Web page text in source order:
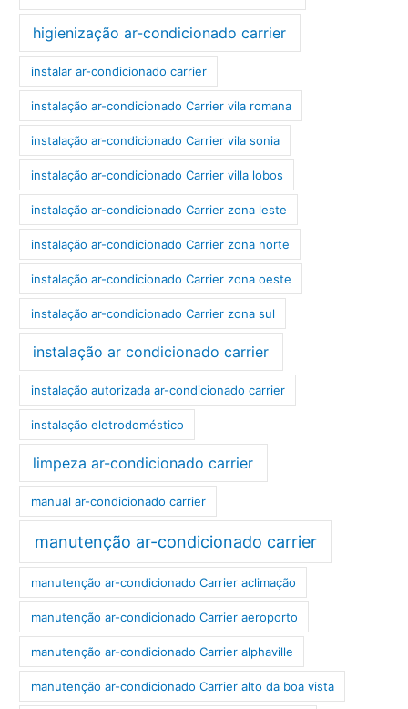
higienização ar-condicionado carrier
instalar ar-condicionado carrier
instalação ar-condicionado Carrier vila romana
instalação ar-condicionado Carrier vila sonia
instalação ar-condicionado Carrier villa lobos
instalação ar-condicionado Carrier zona leste
instalação ar-condicionado Carrier zona norte
instalação ar-condicionado Carrier zona oeste
instalação ar-condicionado Carrier zona sul
instalação ar condicionado carrier
instalação autorizada ar-condicionado carrier
instalação eletrodoméstico
limpeza ar-condicionado carrier
manual ar-condicionado carrier
manutenção ar-condicionado carrier
manutenção ar-condicionado Carrier aclimação
manutenção ar-condicionado Carrier aeroporto
manutenção ar-condicionado Carrier alphaville
manutenção ar-condicionado Carrier alto da boa vista